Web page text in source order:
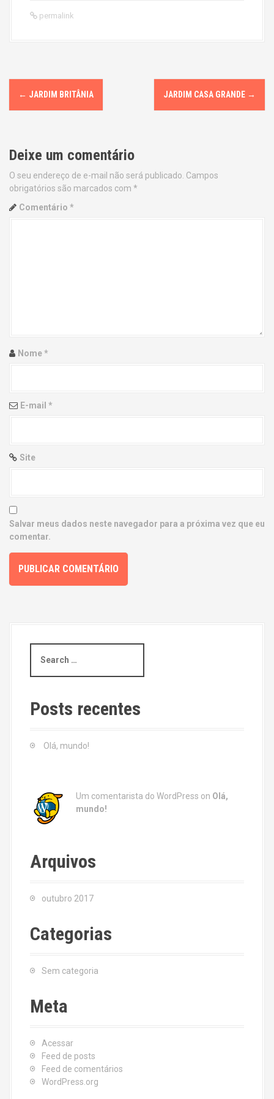
permalink
P
o
t
n
a
i
n
← JARDIM BRITÂNIA JARDIM CASA GRANDE →
Deixe um comentário
O seu endereço de e-mail não será publicado. Campos
obrigatórios são marcados com *
Comentário *
Nome*
E-mail *
Site
Salvar meus dados neste navegador para a próxima vez que eu
comentar.
a
c
h
Posts recentes
Olá, mundo!
Um comentarista do WordPress on Olá,
mundo!
Arquivos
outubro 2017
Categorias
Sem categoria
Meta
Acessar
Feed de posts
Feed de comentários
WordPress.org